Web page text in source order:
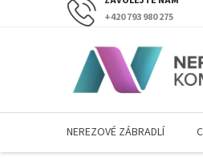
+420 793 980 275
NEREZOVÉ ZÁBRADLÍ